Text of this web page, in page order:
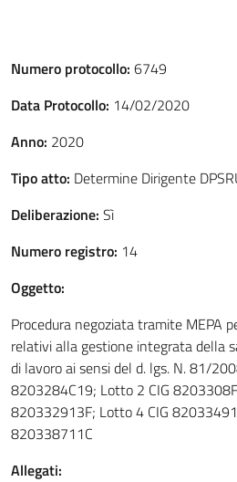
Numero protocollo: 6749
Data Protocollo: 14/02/2020
Anno: 2020
Tipo atto: Determine Dirigente
Deliberazione: Sì
Numero registro: 14
Oggetto:
Procedura negoziata tramite MEPA
relativi alla gestione integrata della
di lavoro ai sensi del d. lgs. N. 81/
8203284C19; Lotto 2 CIG
820332913F; Lotto 4 CIG
820338711C
Allegati: